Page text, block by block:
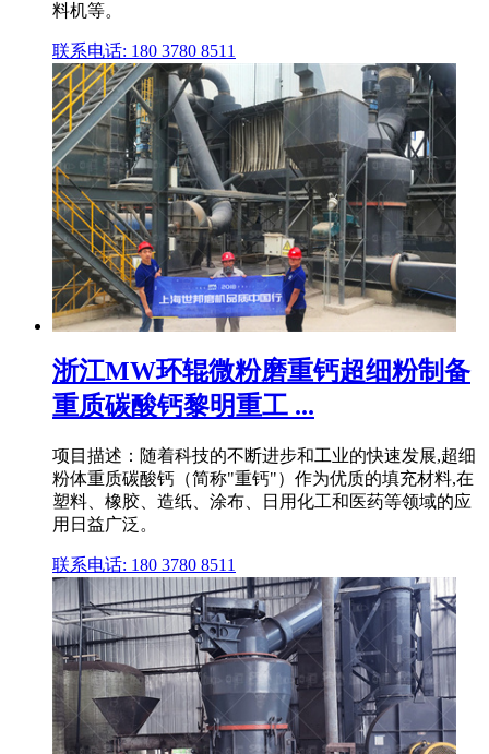
料机等。
联系电话: 180 3780 8511
浙江MW环辊微粉磨重钙超细粉制备
重质碳酸钙黎明重工 ...
项目描述：随着科技的不断进步和工业的快速发展,超细
粉体重质碳酸钙（简称"重钙"）作为优质的填充材料,在
塑料、橡胶、造纸、涂布、日用化工和医药等领域的应
用日益广泛。
联系电话: 180 3780 8511